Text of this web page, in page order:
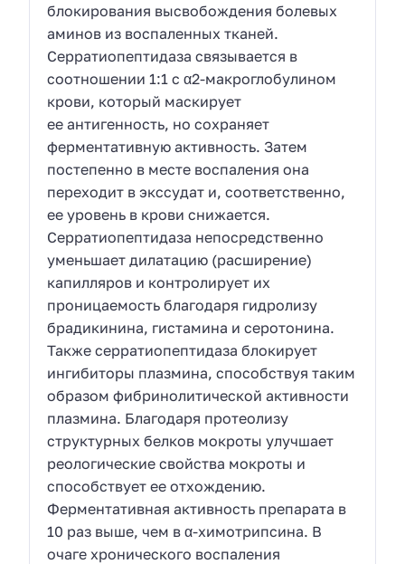
блокирования высвобождения болевых
аминов из воспаленных тканей.
Серратиопептидаза связывается в
соотношении 1:1 с α2-макроглобулином
крови, который маскирует
ее антигенность, но сохраняет
ферментативную активность. Затем
постепенно в месте воспаления она
переходит в экссудат и, соответственно,
ее уровень в крови снижается.
Серратиопептидаза непосредственно
уменьшает дилатацию (расширение)
капилляров и контролирует их
проницаемость благодаря гидролизу
брадикинина, гистамина и серотонина.
Также серратиопептидаза блокирует
ингибиторы плазмина, способствуя таким
образом фибринолитической активности
плазмина. Благодаря протеолизу
структурных белков мокроты улучшает
реологические свойства мокроты и
способствует ее отхождению.
Ферментативная активность препарата в
10 раз выше, чем в α-химотрипсина. В
очаге хронического воспаления